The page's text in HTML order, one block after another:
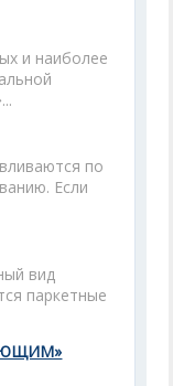
и наиболее
по
Если
вид
паркетные